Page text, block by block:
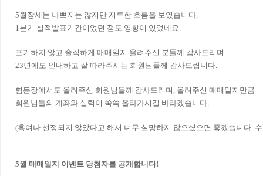
5월장세는 나쁘지는 않지만 지루한 흐름을 보였습니다.
1분기 실적발표기간이었던 점도 영향이 있었네요.
포기하지 않고 솔직하게 매매일지 올려주신 분들께 감사드리며
23년에도 인내하고 잘 따라주시는 회원님들께 감사드립니다.
힘든장에서도 올려주신 회원님들께 감사드리며, 올려주신 매매일지만큼
회원님들의 계좌와 실력이 쑥쑥 올라가시길 바라겠습니다.
(혹여나 선정되지 않았다고 해서 너무 실망하지 않으셨으면 좋겠습니다.
5월 매매일지 이벤트 당첨자를 공개합니다!